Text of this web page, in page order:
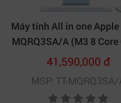
Máy tính All in one Apple
MQRQ3SA/A (M3 8 Core
8GB/ 256GB SSD/ 10
GPU/ Blue)
41,590,000 đ
MSP: TT-MQRQ3SA/